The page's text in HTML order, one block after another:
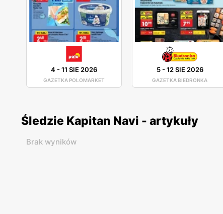
4 -11 SIE 2026
GAZETKA POLOMARKET
5-12 SIE 2026
GAZETKA BIEDRONKA
Śledzie Kapitan Navi - artykuły
Brak wyników